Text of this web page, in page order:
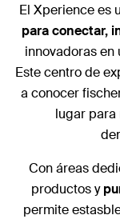
El Xperience es
para conectar,
innovadoras en
Este centro de
a conocer
lugar para
Con áreas
productos y
permite